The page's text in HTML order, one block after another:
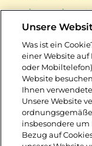
schwacher
Eiweiß
4. Die
dem Blech
Mikrowelle)
Unsere
Was ist ein
einer Website
oder
Website
Ihnen
Unsere Website
insbesondere
Bezug auf